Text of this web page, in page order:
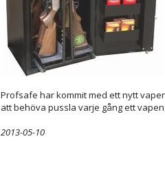
Profsafe har kommit med ett nytt
att behöva pussla varje gång ett
2013-05-10